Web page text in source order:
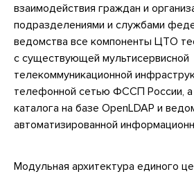
взаимодействия граждан и
подразделениями и службами
ведомства все компоненты ЦТО
с существующей мультисервисной
телекоммуникационной
телефонной сетью ФССП России,
каталога на базе OpenLDAP и
автоматизированной
Модульная архитектура единого